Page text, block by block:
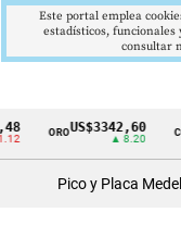
Cintillo
OROUS$3342,60
▲ 8.20
Pico y Placa
Este portal emplea
estadísticos, funcionales
consultar